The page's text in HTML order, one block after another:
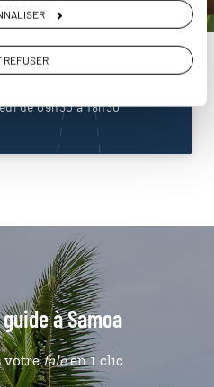
REFUSER
avec un spécialiste Samoa
23 51
de 09h30 à 18h30
à Samoa
votrefaleen 1 clic